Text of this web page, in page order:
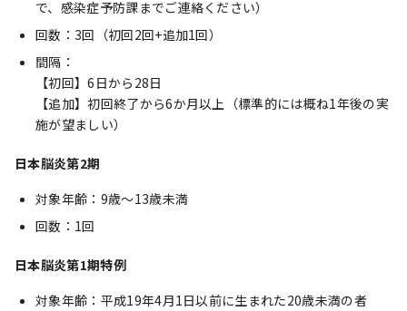
で、感染症予防課までご連絡ください）
回数：3回（初回2回+追加1回）
間隔：
【初回】6日から28日
【追加】初回終了から6か月以上（標準的には概ね1年後の実
施が望ましい）
日本脳炎第2期
対象年齢：9歳～13歳未満
回数：1回
日本脳炎第1期特例
対象年齢：平成19年4月1日以前に生まれた20歳未満の者